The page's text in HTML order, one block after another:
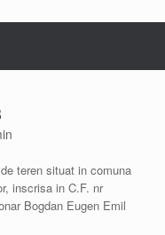
teren situat in comuna
inscrisa in C.F. nr
Bogdan Eugen Emil